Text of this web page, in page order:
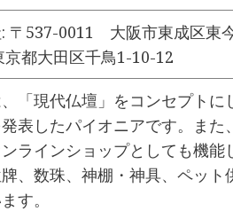
〒537-0011 大阪市東成区東
都大田区千鳥1-10-12
「現代仏壇」をコンセプト
表したパイオニアです。ま
ラインショップとしても機能
、数珠、神棚・神具、ペッ
す。